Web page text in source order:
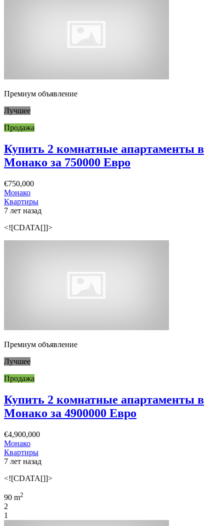
Премиум объявление
Лучшее
Продажа
Купить 2 комнатные апартаменты в
Монако за 750000 Евро
€750,000
Монако
Квартиры
7 лет назад
<![CDATA[]]>
Премиум объявление
Лучшее
Продажа
Купить 2 комнатные апартаменты в
Монако за 4900000 Евро
€4,900,000
Монако
Квартиры
7 лет назад
<![CDATA[]]>
90 m2
2
1